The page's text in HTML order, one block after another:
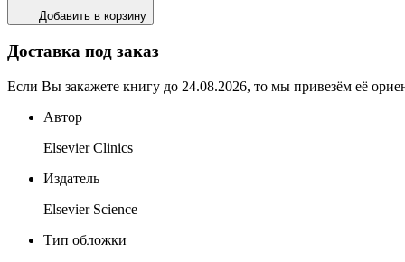
Добавить в корзину
Доставка под заказ
Если Вы закажете книгу до 24.08.2026, то мы привезём её
Автор
Elsevier Clinics
Издатель
Elsevier Science
Тип обложки